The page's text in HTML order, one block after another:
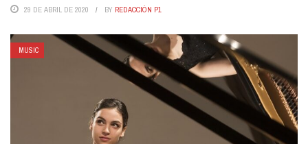
29 DE ABRIL DE 2020 BY REDACCIÓN P1
MUSIC